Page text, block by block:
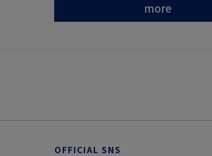
more
OFFICIAL SNS